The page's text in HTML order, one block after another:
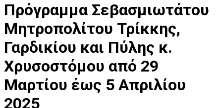
Πρόγραμμα Σεβασμιωτάτου
Μητροπολίτου Τρίκκης,
Γαρδικίου και Πύλης κ.
Χρυσοστόμου από 29
Μαρτίου έως 5 Απριλίου
2025